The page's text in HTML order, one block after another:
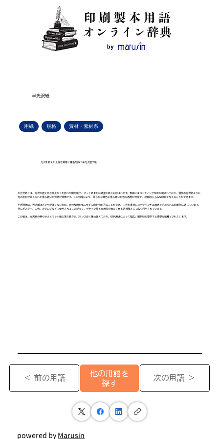
半光沢紙
用紙 規格 資材・素材系
光沢を抑えた上品な質感と発色を持つ半光沢塗工紙
半光沢紙とは、光沢が控えめな仕上がりを持つ印刷用紙で、マット紙または微塗工紙とも呼ばれます。表面にはコーティング加工が施されており、通常の光沢紙よりも
光の反射が抑えられた落ち着いた質感が特徴です。この特性により、柔らかな発色と落ち着いた色の再現が可能で、視覚的に上品な印象を与えることができます。
半光沢紙は、光沢紙ほどツヤが強くないため、光の反射を気にせずに印刷物を見ることができ、内容を重視したデザインや高級感を求められる印刷物に適しています。
特にポスター、広告、カタログなどで使用されることが多く、デザイン性と実用性を両立させる選択肢として広く利用されています。
この紙は、光沢紙の鮮やかさとマット紙の落ち着きをバランス良く兼ね備えており、印刷用途によって幅広い選択肢を提供する重要な紙種とされています。
＜ 前の用語
他の用語を
探す
次の用語 ＞
powered byMarusin